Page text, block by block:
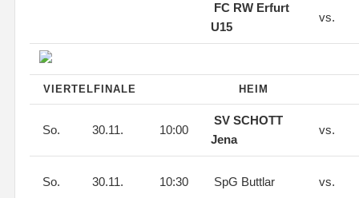
FC RW Erfurt
U15
vs.
VIERTELFINALE HEIM
So. 30.11. 10:00
SV SCHOTT
Jena
vs.
So. 30.11. 10:30 SpG Buttlar vs.